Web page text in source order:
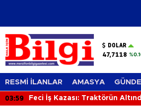
DOLAR
47,7118
RESMİ İLANLAR AMASYA
03:59
Feci İş Kazası: Traktörün